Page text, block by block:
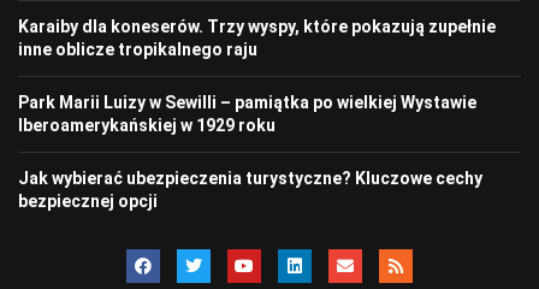
Karaiby dla koneserów. Trzy wyspy, które pokazują zupełnie
inne oblicze tropikalnego raju
Park Marii Luizy w Sewilli – pamiątka po wielkiej Wystawie
Iberoamerykańskiej w 1929 roku
Jak wybierać ubezpieczenia turystyczne? Kluczowe cechy
bezpiecznej opcji